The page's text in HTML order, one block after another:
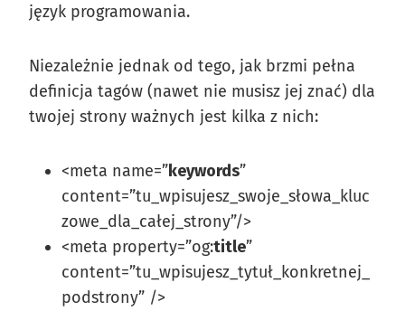
język programowania.
Niezależnie jednak od tego, jak brzmi pełna
definicja tagów (nawet nie musisz jej znać) dla
twojej strony ważnych jest kilka z nich:
<meta name=”keywords”
content=”tu_wpisujesz_swoje_słowa_kluc
zowe_dla_całej_strony”/>
<meta property=”og:title”
content=”tu_wpisujesz_tytuł_konkretnej_
podstrony” />